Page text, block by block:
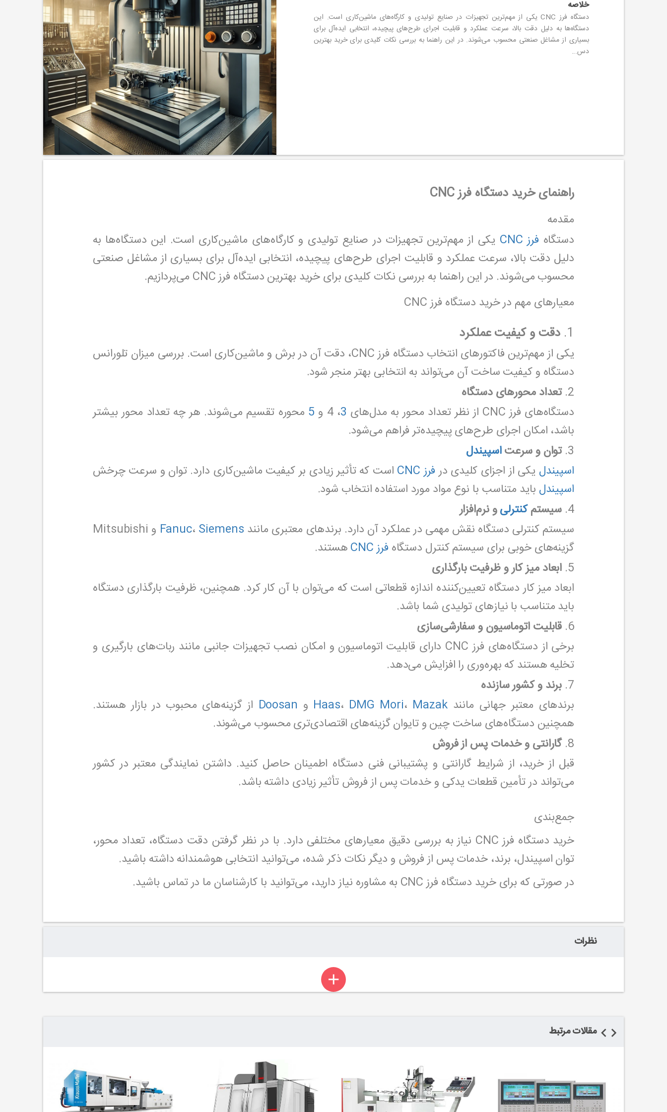
خلاصه
دستگاه فرز CNC یکی از مهم‌ترین تجهیزات در صنایع تولیدی و کارگاه‌های ماشین‌کاری است. این
دستگاه‌ها به دلیل دقت بالا، سرعت عملکرد و قابلیت اجرای طرح‌های پیچیده، انتخابی ایده‌آل برای
بسیاری از مشاغل صنعتی محسوب می‌شوند. در این راهنما به بررسی نکات کلیدی برای خرید بهترین
دس...
راهنمای خرید دستگاه فرز CNC
مقدمه
دستگاه فرز CNC
یکی از مهم‌ترین تجهیزات در صنایع تولیدی و کارگاه‌های ماشین‌کاری است. این دستگاه‌ها به
دلیل دقت بالا، سرعت عملکرد و قابلیت اجرای طرح‌های پیچیده، انتخابی ایده‌آل برای بسیاری از مشاغل صنعتی
محسوب می‌شوند. در این راهنما به بررسی نکات کلیدی برای خرید بهترین دستگاه فرز CNC می‌پردازیم.
معیارهای مهم در خرید دستگاه فرز CNC
1. دقت و کیفیت عملکرد
یکی از مهم‌ترین فاکتورهای انتخاب دستگاه فرز CNC، دقت آن در برش و ماشین‌کاری است. بررسی میزان تلورانس
دستگاه و کیفیت ساخت آن می‌تواند به انتخابی بهتر منجر شود.
2. تعداد محورهای دستگاه
دستگاه‌های فرز CNC از نظر تعداد محور به مدل‌های
3، 4 و 5 محوره تقسیم می‌شوند. هر چه تعداد محور بیشتر
باشد، امکان اجرای طرح‌های پیچیده‌تر فراهم می‌شود.
3. توان و سرعتاسپیندل
اسپیندل یکی از اجزای کلیدی درفرز CNC
است که تأثیر زیادی بر کیفیت ماشین‌کاری دارد. توان و سرعت چرخش
اسپیندل باید متناسب با نوع مواد مورد استفاده انتخاب شود.
4. سیستمکنترلیو نرم‌افزار
سیستم کنترلی دستگاه نقش مهمی در عملکرد آن دارد. برندهای معتبری مانند
Fanuc، Siemens
و Mitsubishi
گزینه‌های خوبی برای سیستم کنترل دستگاه فرز CNC
هستند.
5. ابعاد میز کار و ظرفیت بارگذاری
ابعاد میز کار دستگاه تعیین‌کننده اندازه قطعاتی است که می‌توان با آن کار کرد. همچنین، ظرفیت بارگذاری دستگاه
باید متناسب با نیازهای تولیدی شما باشد.
6. قابلیت اتوماسیون و سفارشی‌سازی
برخی از دستگاه‌های فرز CNC دارای قابلیت اتوماسیون و امکان نصب تجهیزات جانبی مانند ربات‌های بارگیری و
تخلیه هستند که بهره‌وری را افزایش می‌دهد.
7. برند و کشور سازنده
برندهای معتبر جهانی مانند
Haas، DMG Mori، Mazak و Doosan از گزینه‌های محبوب در بازار هستند.
همچنین دستگاه‌های ساخت چین و تایوان گزینه‌های اقتصادی‌تری محسوب می‌شوند.
8. گارانتی و خدمات پس از فروش
قبل از خرید، از شرایط گارانتی و پشتیبانی فنی دستگاه اطمینان حاصل کنید. داشتن نمایندگی معتبر در کشور
می‌تواند در تأمین قطعات یدکی و خدمات پس از فروش تأثیر زیادی داشته باشد.
جمع‌بندی
خرید دستگاه فرز CNC نیاز به بررسی دقیق معیارهای مختلفی دارد. با در نظر گرفتن دقت دستگاه، تعداد محور،
توان اسپیندل، برند، خدمات پس از فروش و دیگر نکات ذکر شده، می‌توانید انتخابی هوشمندانه داشته باشید.
در صورتی که برای خرید دستگاه فرز CNC به مشاوره نیاز دارید، می‌توانید با کارشناسان ما در تماس باشید.
نظرات
مقالات مرتبط